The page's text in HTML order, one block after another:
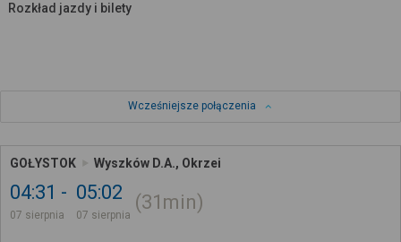
Rozkład jazdy i bilety
Wcześniejsze połączenia
GOŁYSTOK Wyszków D.A., Okrzei
04:31
07 sierpnia
05:02
07 sierpnia
31min